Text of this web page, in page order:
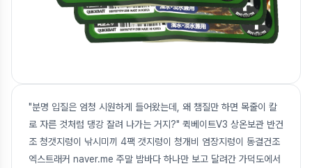
"분명 입질은 엄청 시원하게 들어왔는데, 왜 챔질만 하면 목줄이 칼
로 자른 것처럼 댕강 잘려 나가는 거지?" 퀵베이트V3 상온보관 반건
조 청갯지렁이 낚시미끼 4팩 갯지렁이 청개비 염장지렁이 동결건조
엑스트래커 naver.me 주말 밤바다 하나만 보고 달려간 가덕도에서